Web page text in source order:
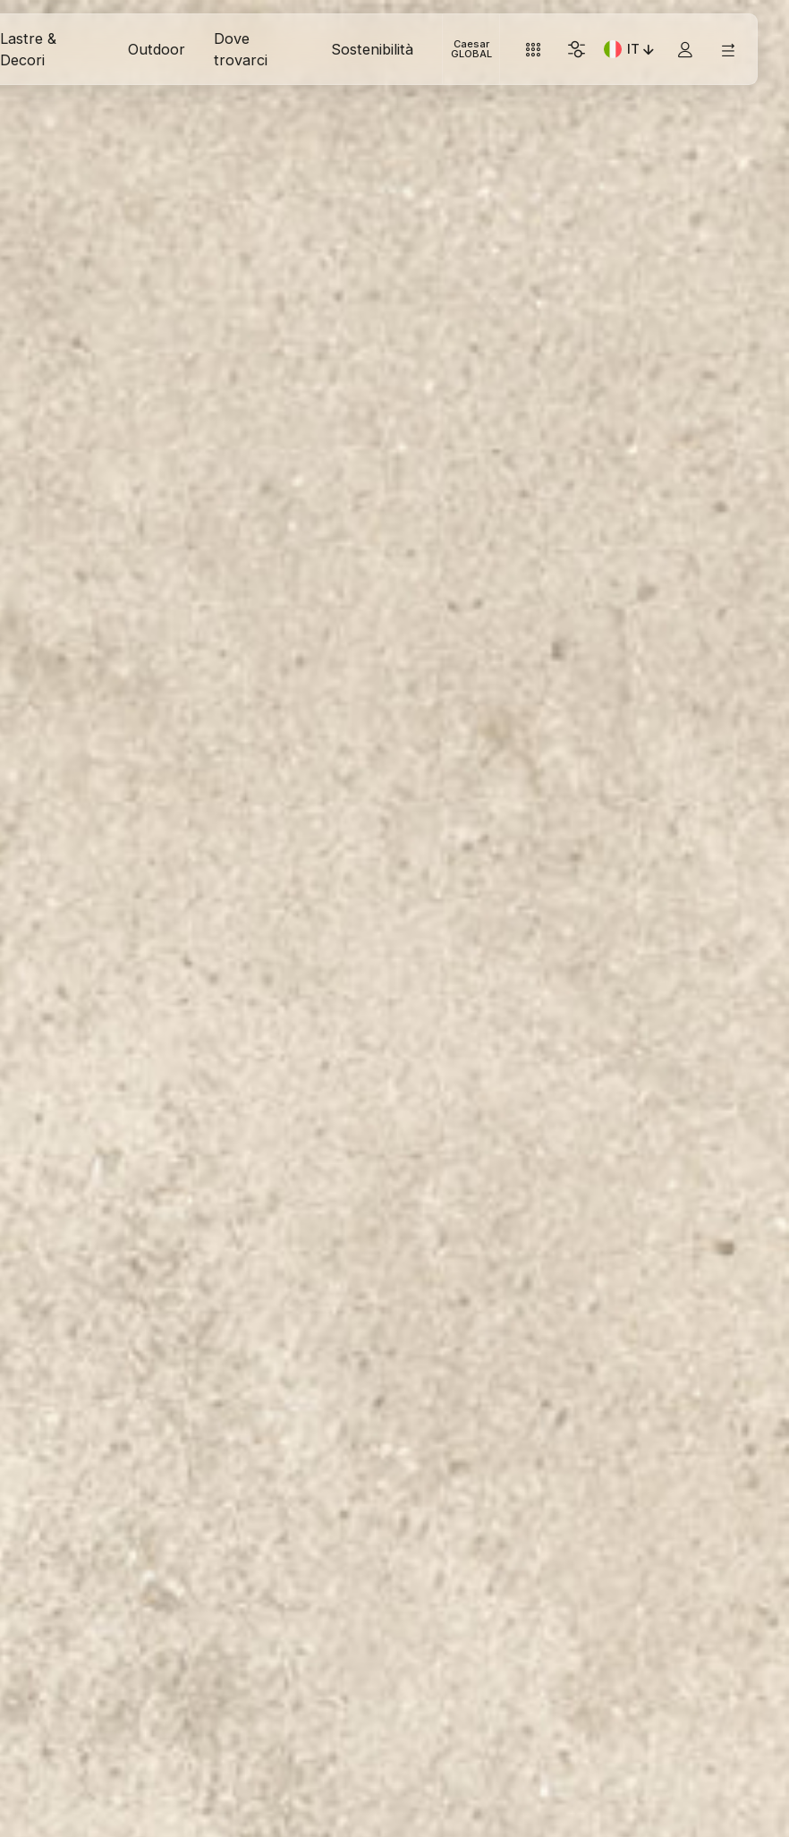
Lastre &
Decori
Outdoor
Dove
trovarci
Sostenibilità Caesar
GLOBAL IT
Lingua corrente: Italiano